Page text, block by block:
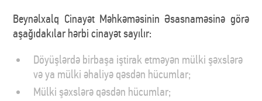
Beynəlxalq Cinayət Məhkəməsinin Əsasnaməsinə görə
aşağıdakılar hərbi cinayət sayılır:
Döyüşlərdə birbaşa iştirak etməyən mülki şəxslərə
və ya mülki əhaliyə qəsdən hücumlar;
Mülki şəxslərə qəsdən hücumlar;